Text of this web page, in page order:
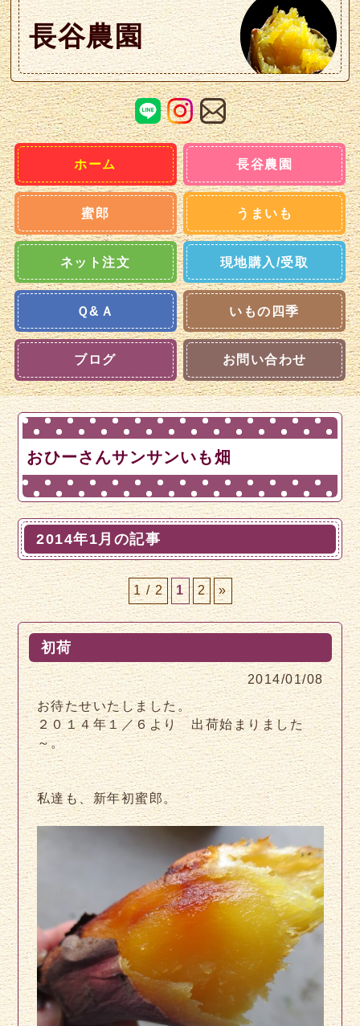
長谷農園
ホーム 長谷農園
蜜郎 うまいも
ネット注文 現地購入/受取
Ｑ&Ａ いもの四季
ブログ お問い合わせ
おひーさんサンサンいも畑
2014年1月の記事
1 / 2 1 2 »
初荷
2014/01/08
お待たせいたしました。
２０１４年１／６より 出荷始まりました
～。
私達も、新年初蜜郎。